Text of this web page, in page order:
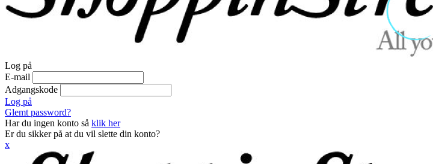
Log på
E-mail
Adgangskode
Log på
Glemt password?
Har du ingen konto så klik her
Er du sikker på at du vil slette din konto?
x